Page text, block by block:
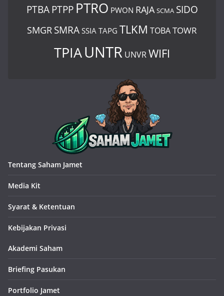
PTBA PTPP PTRO PWON RAJA SCMA SIDO
SMGR SMRA SSIA TAPG TLKM TOBATOWR
TPIAUNTR UNVRWIFI
Tentang Saham Jamet
Media Kit
Syarat & Ketentuan
Kebijakan Privasi
Akademi Saham
Briefing Pasukan
Portfolio Jamet